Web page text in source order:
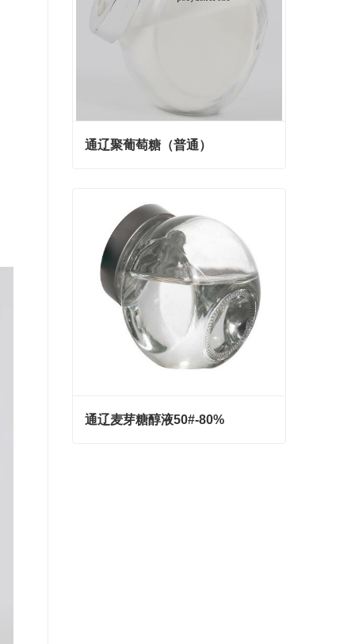
通辽聚葡萄糖（普通）
Contact Now
通辽麦芽糖醇液50#-80%